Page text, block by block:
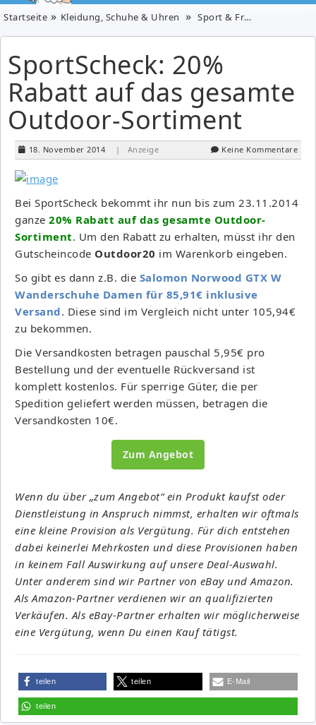
Startseite Kleidung, Schuhe & Uhren Sport & Freizeit
SportScheck: 20%
Rabatt auf das gesamte
Outdoor-Sortiment
18. November 2014 | Anzeige Keine Kommentare
Bei SportScheck bekommt ihr nun bis zum 23.11.2014
ganze 20% Rabatt auf das gesamte Outdoor-
Sortiment. Um den Rabatt zu erhalten, müsst ihr den
Gutscheincode Outdoor20 im Warenkorb eingeben.
So gibt es dann z.B. die Salomon Norwood GTX W
Wanderschuhe Damen für 85,91€ inklusive
Versand. Diese sind im Vergleich nicht unter 105,94€
zu bekommen.
Die Versandkosten betragen pauschal 5,95€ pro
Bestellung und der eventuelle Rückversand ist
komplett kostenlos. Für sperrige Güter, die per
Spedition geliefert werden müssen, betragen die
Versandkosten 10€.
Zum Angebot
Wenn du über „zum Angebot“ ein Produkt kaufst oder
Dienstleistung in Anspruch nimmst, erhalten wir oftmals
eine kleine Provision als Vergütung. Für dich entstehen
dabei keinerlei Mehrkosten und diese Provisionen haben
in keinem Fall Auswirkung auf unsere Deal-Auswahl.
Unter anderem sind wir Partner von eBay und Amazon.
Als Amazon-Partner verdienen wir an qualifizierten
Verkäufen. Als eBay-Partner erhalten wir möglicherweise
eine Vergütung, wenn Du einen Kauf tätigst.
teilen teilen E-Mail
teilen